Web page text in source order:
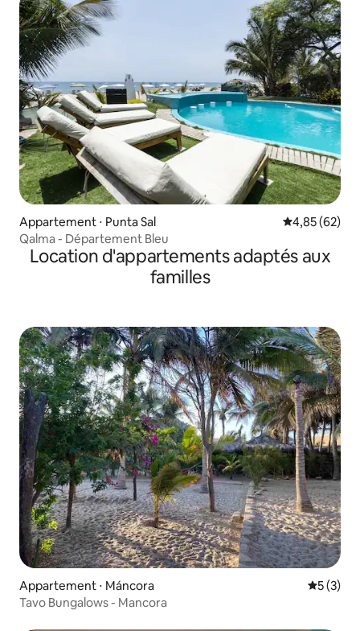
Appartement ⋅ Punta Sal Évaluation
4,85 (62)
Qalma - Département Bleu
Location d'appartements adaptés aux
familles
Appartement ⋅ Máncora
5 (3)
Tavo Bungalows - Mancora